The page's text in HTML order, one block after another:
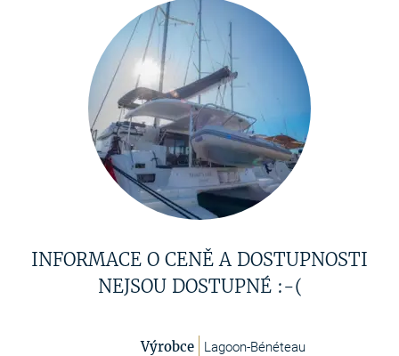
INFORMACE O CENĚ A DOSTUPNOSTI
NEJSOU DOSTUPNÉ :-(
Výrobce Lagoon-Bénéteau